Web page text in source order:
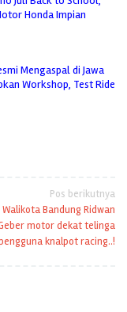
Honda Impian
Mengaspal di Jawa
Workshop, Test Ride
Pos berikutnya
Walikota Bandung Ridwan
motor dekat telinga
knalpot racing..!